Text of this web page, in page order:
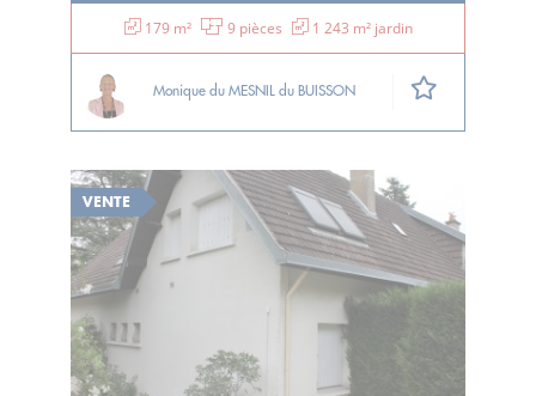
179 m² 9 pièces 1 243 m² jardin
Monique du MESNIL du BUISSON
VENTE